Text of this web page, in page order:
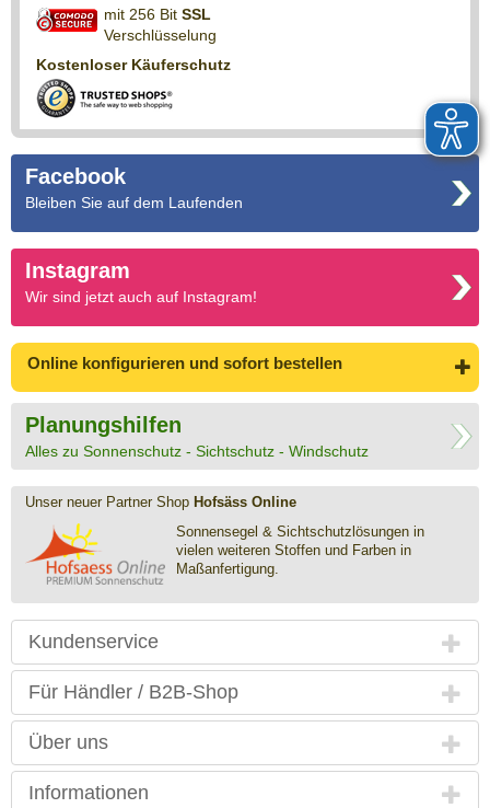
mit 256 Bit SSL
Verschlüsselung
Kostenloser Käuferschutz
Facebook
Bleiben Sie auf dem Laufenden
Instagram
Wir sind jetzt auch auf Instagram!
Online konfigurieren und sofort bestellen
Planungshilfen
Alles zu Sonnenschutz - Sichtschutz - Windschutz
Unser neuer Partner Shop Hofsäss Online
Sonnensegel & Sichtschutz­lösungen in
vielen weiteren Stoffen und Farben in
Maßanfertigung.
Kundenservice
Für Händler / B2B-Shop
Über uns
Informationen